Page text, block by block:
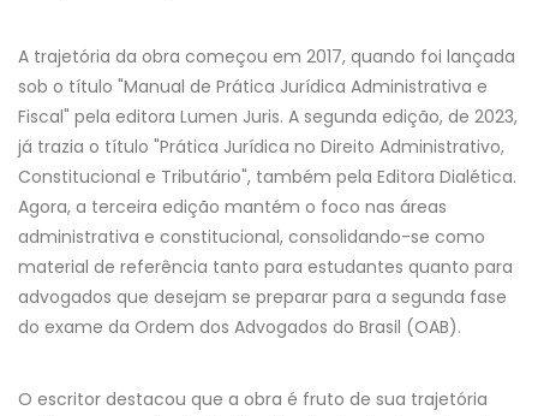
A trajetória da obra começou em 2017, quando foi lançada
sob o título "Manual de Prática Jurídica Administrativa e
Fiscal" pela editora Lumen Juris. A segunda edição, de 2023,
já trazia o título "Prática Jurídica no Direito Administrativo,
Constitucional e Tributário", também pela Editora Dialética.
Agora, a terceira edição mantém o foco nas áreas
administrativa e constitucional, consolidando-se como
material de referência tanto para estudantes quanto para
advogados que desejam se preparar para a segunda fase
do exame da Ordem dos Advogados do Brasil (OAB).
O escritor destacou que a obra é fruto de sua trajetória